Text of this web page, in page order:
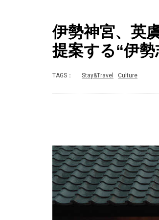
伊勢神宮、英
提案する“伊
TAGS： Stay&Travel Culture